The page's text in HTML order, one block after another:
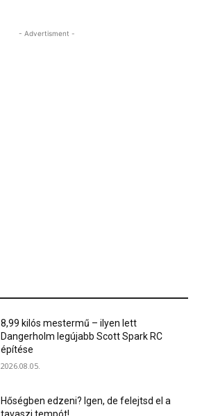
- Advertisment -
8,99 kilós mestermű – ilyen lett
Dangerholm legújabb Scott Spark RC
építése
2026.08.05.
Hőségben edzeni? Igen, de felejtsd el a
tavaszi tempót!